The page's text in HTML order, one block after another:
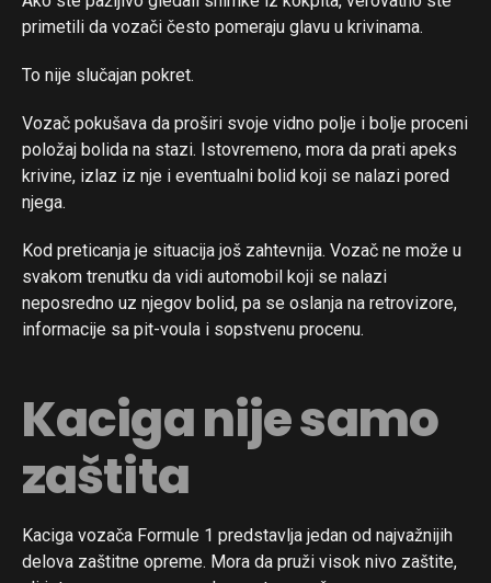
primetili da vozači često pomeraju glavu u krivinama.
To nije slučajan pokret.
Vozač pokušava da proširi svoje vidno polje i bolje proceni
položaj bolida na stazi. Istovremeno, mora da prati apeks
krivine, izlaz iz nje i eventualni bolid koji se nalazi pored
njega.
Kod preticanja je situacija još zahtevnija. Vozač ne može u
svakom trenutku da vidi automobil koji se nalazi
neposredno uz njegov bolid, pa se oslanja na retrovizore,
informacije sa pit-voula i sopstvenu procenu.
Kaciga nije samo
zaštita
Kaciga vozača Formule 1 predstavlja jedan od najvažnijih
delova zaštitne opreme. Mora da pruži visok nivo zaštite,